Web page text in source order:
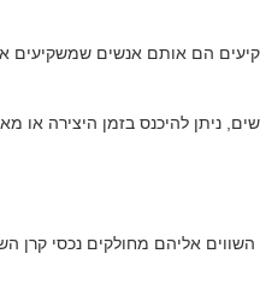
הם אותם אנשים שמשקיעים
אליהם מחולקים נכסי קרן